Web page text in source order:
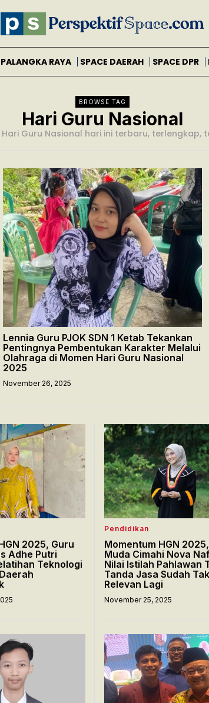
RAYA SPACE DAERAH SPACE DPR
BROWSE TAG
Hari Guru Nasional
Guru Nasional hari ini terbaru, terlengkap,
Lennia Guru PJOK SDN 1 Ketab Tekankan
Pentingnya Pembentukan Karakter Melalui
Olahraga di Momen Hari Guru Nasional
2025
November 26, 2025
2025, Guru
Adhe Putri
Teknologi
Pendidikan
Momentum HGN
Muda Cimahi Nova
Nilai Istilah Pahlawan
Tanda Jasa Sudah Tak
Relevan Lagi
November 25, 2025